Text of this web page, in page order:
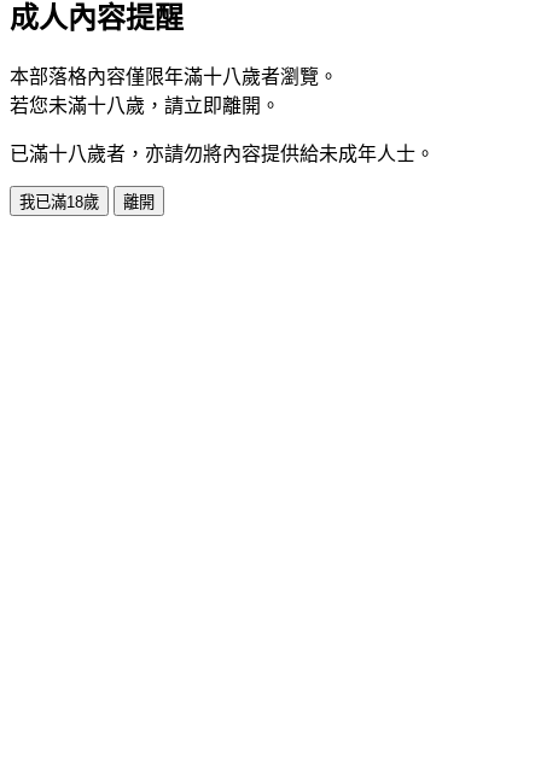
成人內容提醒
本部落格內容僅限年滿十八歲者瀏覽。
若您未滿十八歲，請立即離開。
已滿十八歲者，亦請勿將內容提供給未成年人士。
我已滿18歲 離開